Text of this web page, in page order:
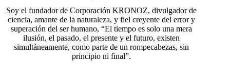
Soy el fundador de Corporación KRONOZ, divulgador de
ciencia, amante de la naturaleza, y fiel creyente del error y
superación del ser humano, “El tiempo es solo una mera
ilusión, el pasado, el presente y el futuro, existen
simultáneamente, como parte de un rompecabezas, sin
principio ni final”.